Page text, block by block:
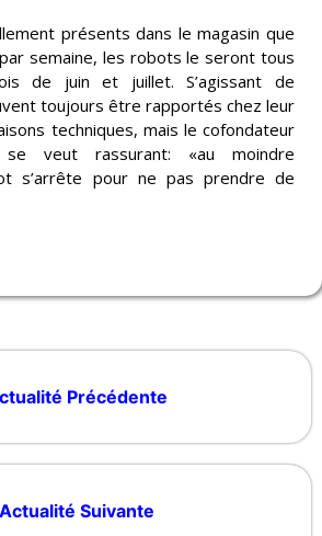
présents dans le magasin que
semaine, les robots le seront tous
de juin et juillet. S’agissant de
toujours être rapportés chez leur
techniques, mais le cofondateur
veut rassurant: «au moindre
s’arrête pour ne pas prendre de
Précédente
Actualité Suivante